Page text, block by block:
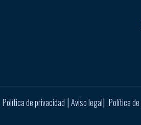
Política de privacidad | Aviso legal| Política